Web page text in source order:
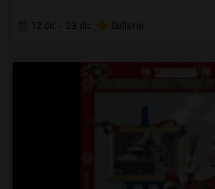
12 dic - 23 dic Gallerie